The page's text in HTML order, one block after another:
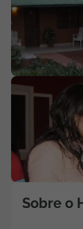
Área de
Agências
Contactos
Apoio ao
218 925 471
Sobre o